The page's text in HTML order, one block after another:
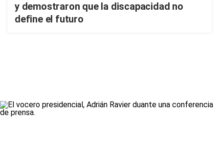
y demostraron que la discapacidad no
define el futuro